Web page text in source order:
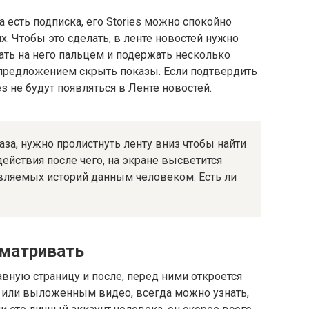
подписка, его Stories можно спокойно
Чтобы это сделать, в ленте новостей нужно
на него пальцем и подержать несколько
скрыть показы. Если подтвердить
будут появляться в Ленте новостей.
нужно пролистнуть ленту вниз чтобы найти
после чего, на экране высветится
историй данным человеком. Есть ли
страницу и после, перед ними откроется
выложенным видео, всегда можно узнать,